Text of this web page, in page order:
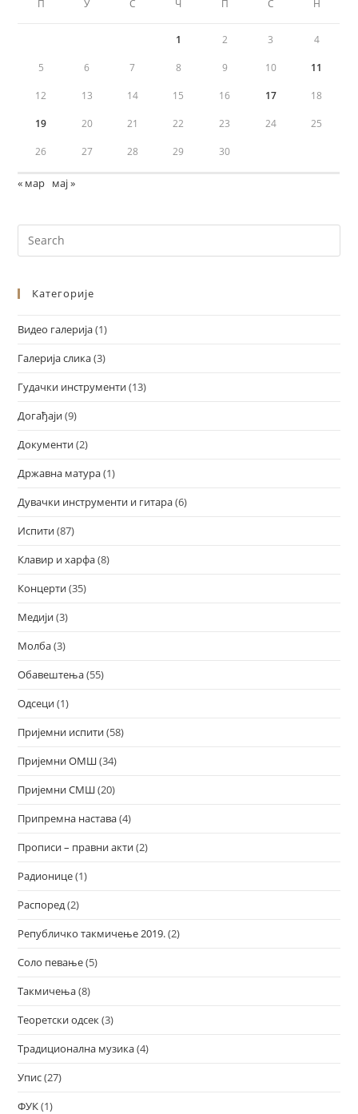
П У С Ч П С Н
1 2 3 4
5 6 7 8 9 10 11
12 13 14 15 16 17 18
19 20 21 22 23 24 25
26 27 28 29 30
« мар мај »
Категорије
Видео галерија(1)
Галерија слика(3)
Гудачки инструменти(13)
Догађаји(9)
Документи(2)
Државна матура(1)
Дувачки инструменти и гитара(6)
Испити(87)
Клавир и харфа(8)
Концерти(35)
Медији(3)
Молба(3)
Обавештења(55)
Одсеци(1)
Пријемни испити(58)
Пријемни ОМШ(34)
Пријемни СМШ(20)
Припремна настава(4)
Прописи – правни акти(2)
Радионице(1)
Распоред(2)
Републичко такмичење 2019.(2)
Соло певање(5)
Такмичења(8)
Теоретски одсек(3)
Традиционална музика(4)
Упис(27)
ФУК(1)